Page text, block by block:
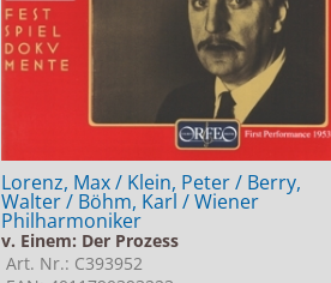
Lorenz, Max / Klein, Peter / Berry,
Walter / Böhm, Karl / Wiener
Philharmoniker
v. Einem: Der Prozess
Art. Nr.: C393952